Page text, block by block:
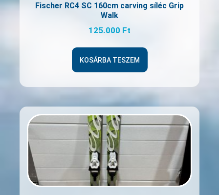
Fischer RC4 SC 160cm carving síléc Grip
Walk
125.000 Ft
KOSÁRBA TESZEM